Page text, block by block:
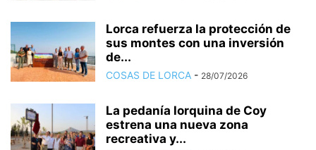
Lorca refuerza la protección de
sus montes con una inversión
de...
COSAS DE LORCA - 28/07/2026
La pedanía lorquina de Coy
estrena una nueva zona
recreativa y...